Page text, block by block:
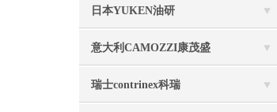
日本YUKEN油研
意大利CAMOZZI康茂盛
瑞士contrinex科瑞